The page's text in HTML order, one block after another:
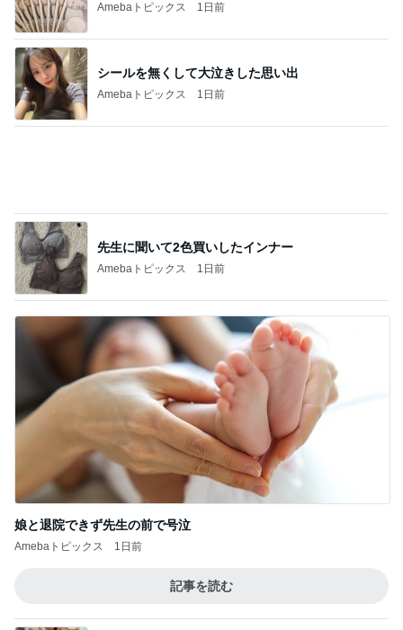
Amebaトピックス 1日前
シールを無くして大泣きした思い出
Amebaトピックス 1日前
先生に聞いて2色買いしたインナー
Amebaトピックス 1日前
娘と退院できず先生の前で号泣
Amebaトピックス 1日前
記事を読む